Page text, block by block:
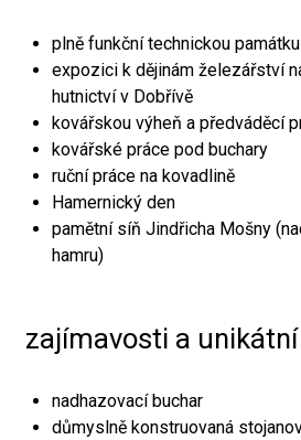
plně funkční technickou
expozici k dějinám železářství
hutnictví v Dobřívě
kovářskou výheň a předváděcí
kovářské práce pod buchary
ruční práce na kovadlině
Hamernický den
pamětní síň Jindřicha Mošny
hamru)
zajímavosti a
nadhazovací buchar
důmyslně konstruovaná